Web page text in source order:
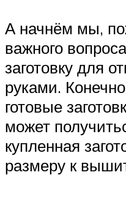
А начнём мы,
важного
заготовку для
руками.
готовые
может
купленная
размеру к